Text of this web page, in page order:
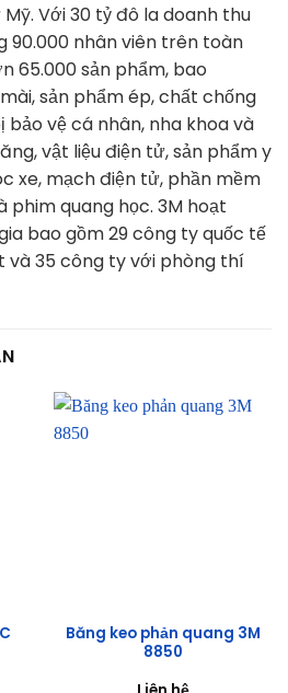
Với 30 tỷ đô la doanh thu
90.000 nhân viên trên toàn
65.000 sản phẩm, bao
sản phẩm ép, chất chống
vệ cá nhân, nha khoa và
vật liệu điện tử, sản phẩm y
xe, mạch điện tử, phần mềm
phim quang học. 3M hoạt
bao gồm 29 công ty quốc tế
và 35 công ty với phòng thí
Băng keo phản quang 3M
8850